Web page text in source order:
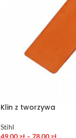
Klin z tworzywa
Stihl